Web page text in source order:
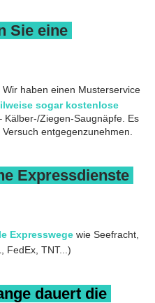
Sie eine
haben einen Musterservice
sogar kostenlose
Kälber-/Ziegen-Saugnäpfe. Es
entgegenzunehmen.
Expressdienste
Expresswege wie Seefracht,
FedEx, TNT...)
dauert die